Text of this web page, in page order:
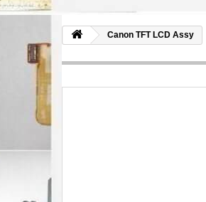
Canon TFT LCD Assy